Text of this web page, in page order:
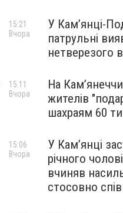
У Кам’янці-
патрульні
нетверезого
15:21
Вчора
На
жителів
шахраям 60
15:11
Вчора
У Камʼянці
річного
вчиняв
стосовно
15:06
Вчора